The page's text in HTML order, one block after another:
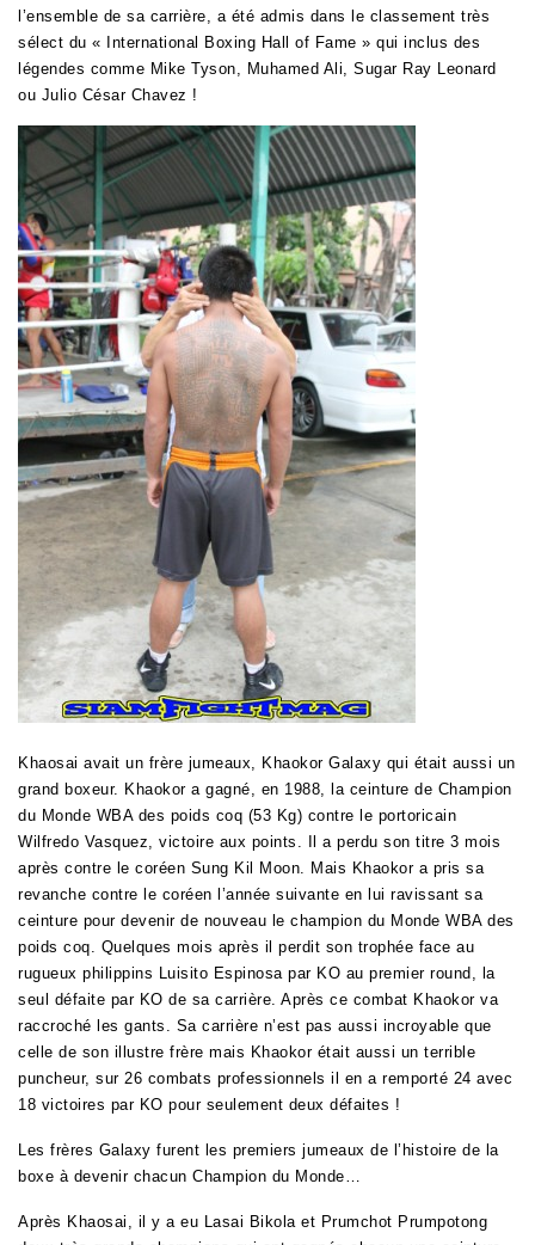
l’ensemble de sa carrière, a été admis dans le classement très
sélect du « International Boxing Hall of Fame » qui inclus des
légendes comme Mike Tyson, Muhamed Ali, Sugar Ray Leonard
ou Julio César Chavez !
Khaosai avait un frère jumeaux, Khaokor Galaxy qui était aussi un
grand boxeur. Khaokor a gagné, en 1988, la ceinture de Champion
du Monde WBA des poids coq (53 Kg) contre le portoricain
Wilfredo Vasquez, victoire aux points. Il a perdu son titre 3 mois
après contre le coréen Sung Kil Moon. Mais Khaokor a pris sa
revanche contre le coréen l’année suivante en lui ravissant sa
ceinture pour devenir de nouveau le champion du Monde WBA des
poids coq. Quelques mois après il perdit son trophée face au
rugueux philippins Luisito Espinosa par KO au premier round, la
seul défaite par KO de sa carrière. Après ce combat Khaokor va
raccroché les gants. Sa carrière n’est pas aussi incroyable que
celle de son illustre frère mais Khaokor était aussi un terrible
puncheur, sur 26 combats professionnels il en a remporté 24 avec
18 victoires par KO pour seulement deux défaites !
Les frères Galaxy furent les premiers jumeaux de l’histoire de la
boxe à devenir chacun Champion du Monde…
Après Khaosai, il y a eu Lasai Bikola et Prumchot Prumpotong